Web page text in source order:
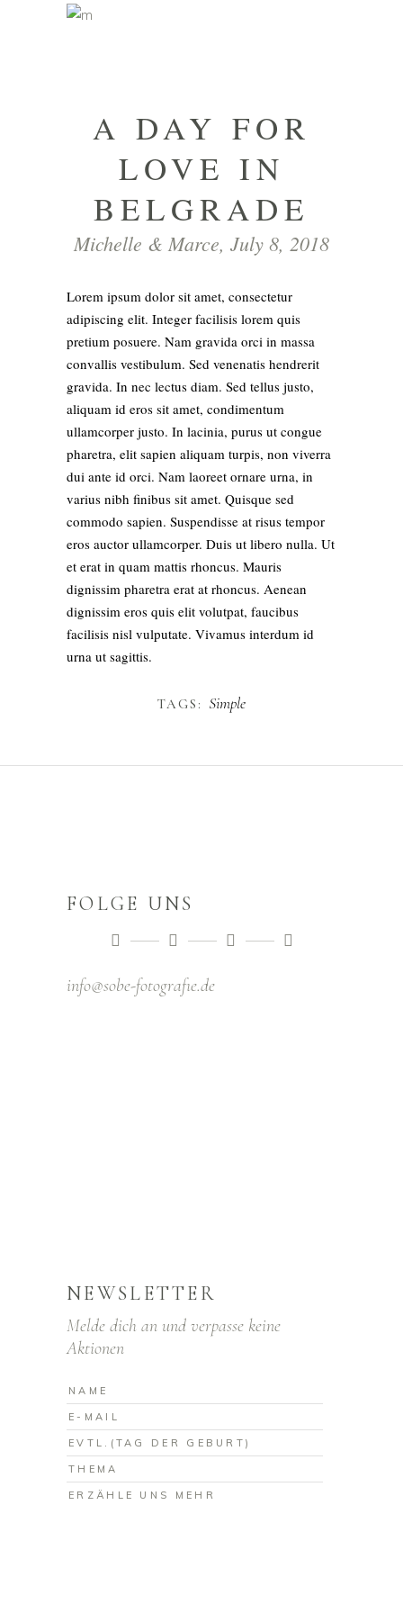
A DAY FOR
LOVE IN
BELGRADE
Michelle & Marce, July 8, 2018
Lorem ipsum dolor sit amet, consectetur
adipiscing elit. Integer facilisis lorem quis
pretium posuere. Nam gravida orci in massa
convallis vestibulum. Sed venenatis hendrerit
gravida. In nec lectus diam. Sed tellus justo,
aliquam id eros sit amet, condimentum
ullamcorper justo. In lacinia, purus ut congue
pharetra, elit sapien aliquam turpis, non viverra
dui ante id orci. Nam laoreet ornare urna, in
varius nibh finibus sit amet. Quisque sed
commodo sapien. Suspendisse at risus tempor
eros auctor ullamcorper. Duis ut libero nulla. Ut
et erat in quam mattis rhoncus. Mauris
dignissim pharetra erat at rhoncus. Aenean
dignissim eros quis elit volutpat, faucibus
facilisis nisl vulputate. Vivamus interdum id
urna ut sagittis.
TAGS: Simple
FOLGE UNS
info@sobe-fotografıe.de
NEWSLETTER
Melde dich an und verpasse keine
Aktionen